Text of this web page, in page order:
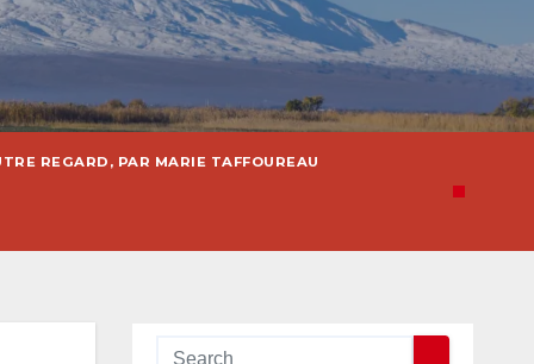
REGARD, PAR MARIE TAFFOUREAU